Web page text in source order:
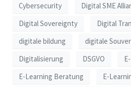
Cybersecurity
Digital SME
Digital Sovereignty
Digital
digitale bildung
digitale
Digitalisierung
DSGVO
E-Learning Beratung
E-